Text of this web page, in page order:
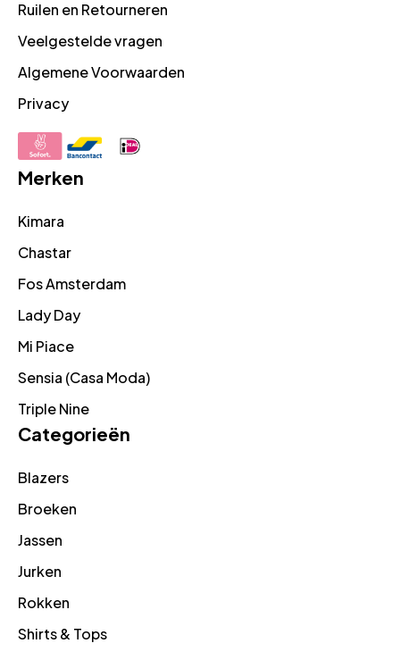
Ruilen en Retourneren
Veelgestelde vragen
Algemene Voorwaarden
Privacy
Merken
Kimara
Chastar
Fos Amsterdam
Lady Day
Mi Piace
Sensia (Casa Moda)
Triple Nine
Categorieën
Blazers
Broeken
Jassen
Jurken
Rokken
Shirts & Tops